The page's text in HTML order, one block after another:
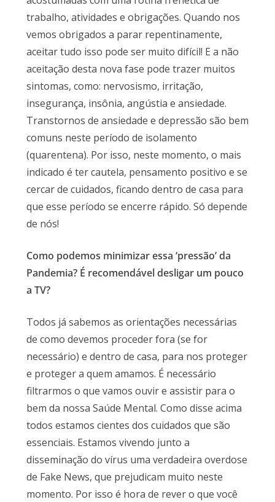
trabalho, atividades e obrigações. Quando nos
vemos obrigados a parar repentinamente,
aceitar tudo isso pode ser muito difícil! E a não
aceitação desta nova fase pode trazer muitos
sintomas, como: nervosismo, irritação,
insegurança, insônia, angústia e ansiedade.
Transtornos de ansiedade e depressão são bem
comuns neste período de isolamento
(quarentena). Por isso, neste momento, o mais
indicado é ter cautela, pensamento positivo e se
cercar de cuidados, ficando dentro de casa para
que esse período se encerre rápido. Só depende
de nós!
Como podemos minimizar essa ‘pressão’ da
Pandemia? É recomendável desligar um pouco
a TV?
Todos já sabemos as orientações necessárias
de como devemos proceder fora (se for
necessário) e dentro de casa, para nos proteger
e proteger a quem amamos. É necessário
filtrarmos o que vamos ouvir e assistir para o
bem da nossa Saúde Mental. Como disse acima
todos estamos cientes dos cuidados que são
essenciais. Estamos vivendo junto a
disseminação do vírus uma verdadeira overdose
de Fake News, que prejudicam muito neste
momento. Por isso é hora de rever o que você